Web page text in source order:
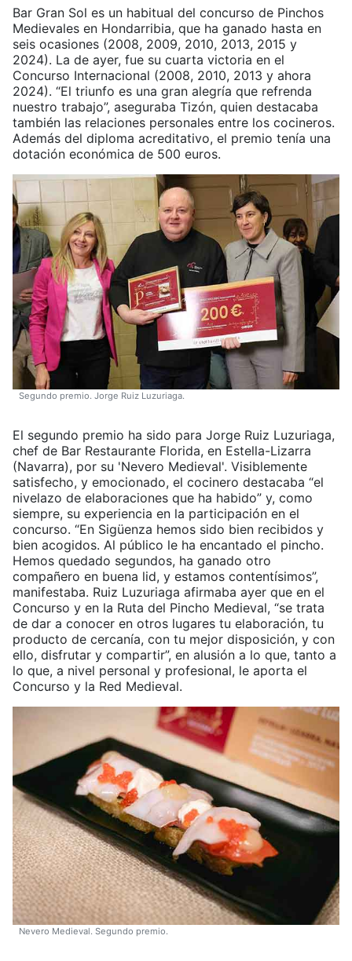
Bar Gran Sol es un habitual del concurso de Pinchos
Medievales en Hondarribia, que ha ganado hasta en
seis ocasiones (2008, 2009, 2010, 2013, 2015 y
2024). La de ayer, fue su cuarta victoria en el
Concurso Internacional (2008, 2010, 2013 y ahora
2024). “El triunfo es una gran alegría que refrenda
nuestro trabajo”, aseguraba Tizón, quien destacaba
también las relaciones personales entre los cocineros.
Además del diploma acreditativo, el premio tenía una
dotación económica de 500 euros.
Segundo premio. Jorge Ruiz Luzuriaga.
El segundo premio ha sido para Jorge Ruiz Luzuriaga,
chef de Bar Restaurante Florida, en Estella-Lizarra
(Navarra), por su 'Nevero Medieval'. Visiblemente
satisfecho, y emocionado, el cocinero destacaba “el
nivelazo de elaboraciones que ha habido” y, como
siempre, su experiencia en la participación en el
concurso. “En Sigüenza hemos sido bien recibidos y
bien acogidos. Al público le ha encantado el pincho.
Hemos quedado segundos, ha ganado otro
compañero en buena lid, y estamos contentísimos”,
manifestaba. Ruiz Luzuriaga afirmaba ayer que en el
Concurso y en la Ruta del Pincho Medieval, “se trata
de dar a conocer en otros lugares tu elaboración, tu
producto de cercanía, con tu mejor disposición, y con
ello, disfrutar y compartir”, en alusión a lo que, tanto a
lo que, a nivel personal y profesional, le aporta el
Concurso y la Red Medieval.
Nevero Medieval. Segundo premio.